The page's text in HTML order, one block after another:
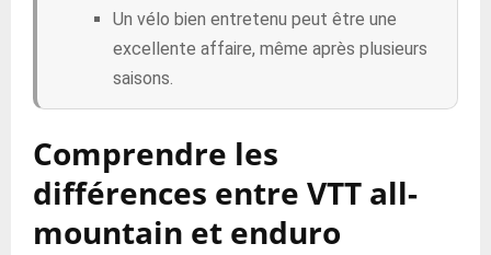
Un vélo bien entretenu peut être une
excellente affaire, même après plusieurs
saisons.
Comprendre les
différences entre VTT all-
mountain et enduro